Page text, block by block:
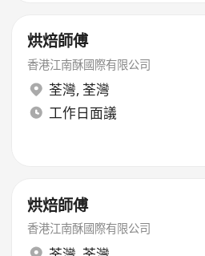
烘焙師傅
香港江南酥國際有限公司
荃灣, 荃灣
工作日面議
烘焙師傅
香港江南酥國際有限公司